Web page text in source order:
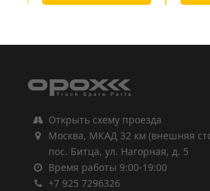
Открыть схему проезда
Москва, МКАД 32 км (внешняя
пос. Битца, ул. Нагорная, д. 5
Время работы 9:00-19:00
+7 925 7296326